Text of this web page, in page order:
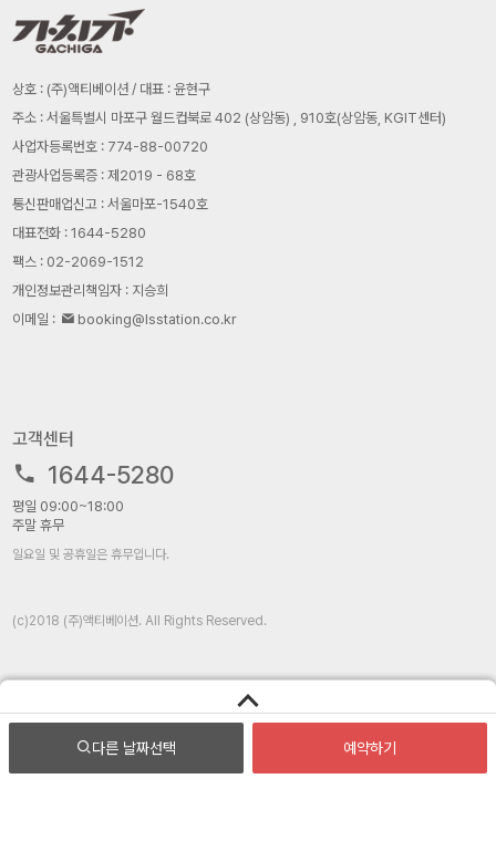
다른 날짜선택 예약하기
상호 : (주)액티베이션 / 대표 : 윤현구
주소 : 서울특별시 마포구 월드컵북로 402 (상암동) , 910호(상암동, KGIT센터)
사업자등록번호 : 774-88-00720
관광사업등록증 : 제2019 - 68호
통신판매업신고 : 서울마포-1540호
대표전화 : 1644-5280
팩스 : 02-2069-1512
개인정보관리책임자 : 지승희
이메일 :
booking@lsstation.co.kr
고객센터
1644-5280
평일 09:00~18:00
주말 휴무
일요일 및 공휴일은 휴무입니다.
(c)2018 (주)액티베이션. All Rights Reserved.